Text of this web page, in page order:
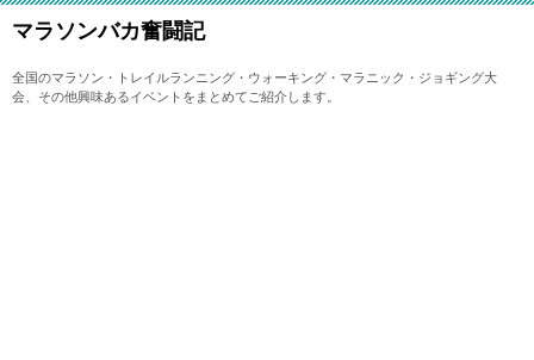
マラソンバカ奮闘記
全国のマラソン・トレイルランニング・ウォーキング・マラニック・ジョギング大
会、その他興味あるイベントをまとめてご紹介します。